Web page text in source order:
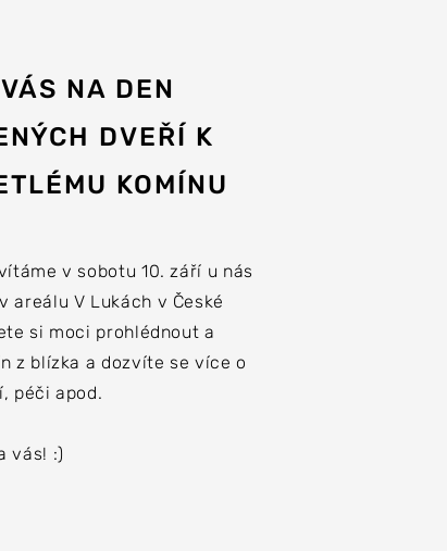
NA DEN
DVEŘÍ K
KOMÍNU
v sobotu 10. září u nás
areálu V Lukách v České
si moci prohlédnout a
z blízka a dozvíte se více o
péči apod.
vás! :)